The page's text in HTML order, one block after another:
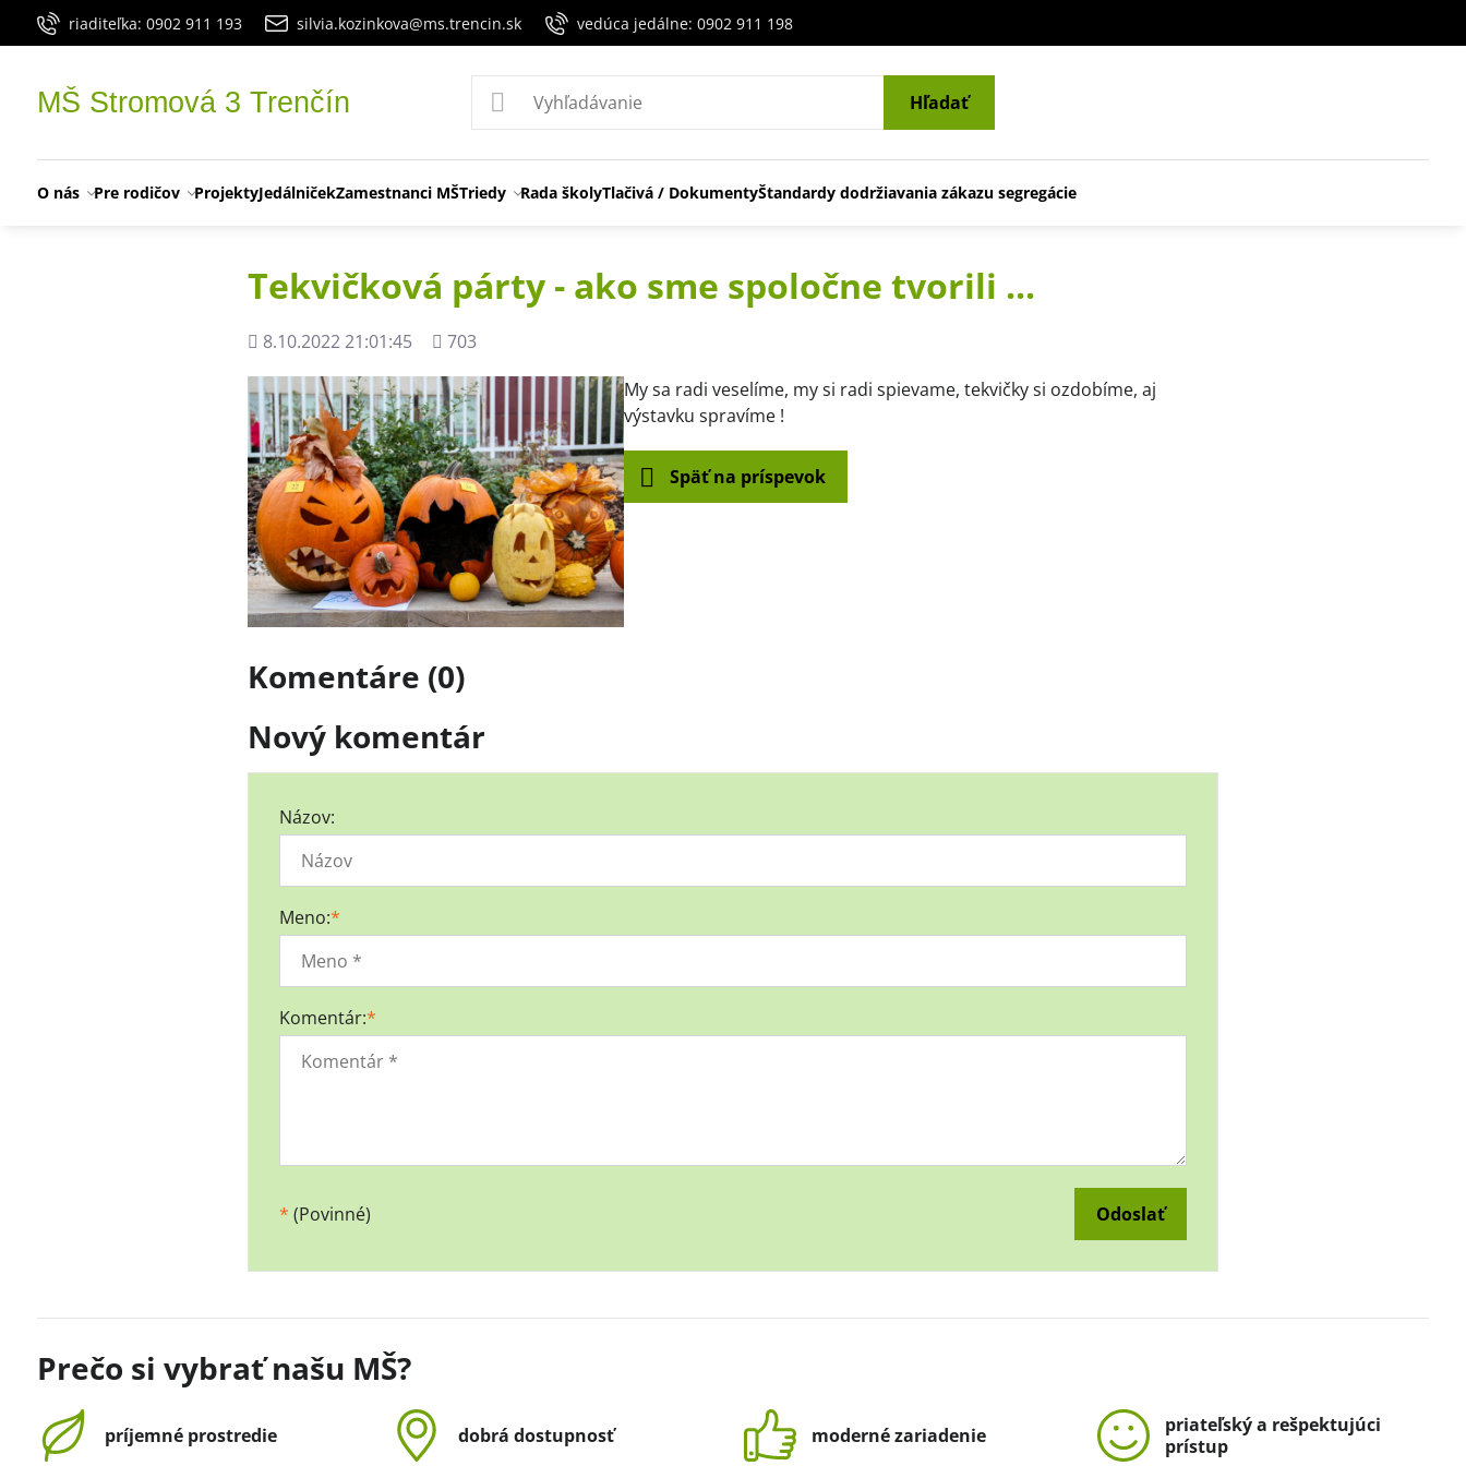
riaditeľka: 0902 911 193 silvia.kozinkova@ms.trencin.sk vedúca jedálne: 0902 911 198
MŠ Stromová 3 Trenčín Hľadať
O nás Pre rodičov ProjektyJedálničekZamestnanci MŠTriedy Rada školyTlačivá / DokumentyŠtandardy dodržiavania zákazu segregácie
Tekvičková párty - ako sme spoločne tvorili ...
Pridané
8.10.2022 21:01:45
Počet
703
My sa radi veselíme, my si radi spievame, tekvičky si ozdobíme, aj
výstavku spravíme !
Späť na príspevok
Komentáre (0)
Nový komentár
Názov:
Meno:*
Komentár:*
* (Povinné) Odoslať
Prečo si vybrať našu MŠ?
príjemné prostredie dobrá dostupnosť moderné zariadenie
priateľský a rešpektujúci
prístup